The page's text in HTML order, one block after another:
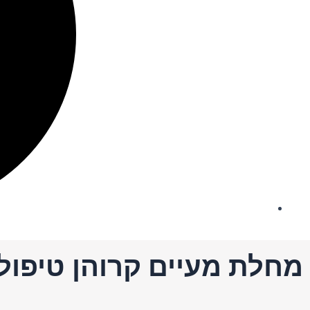
מחלת מעיים קרוהן